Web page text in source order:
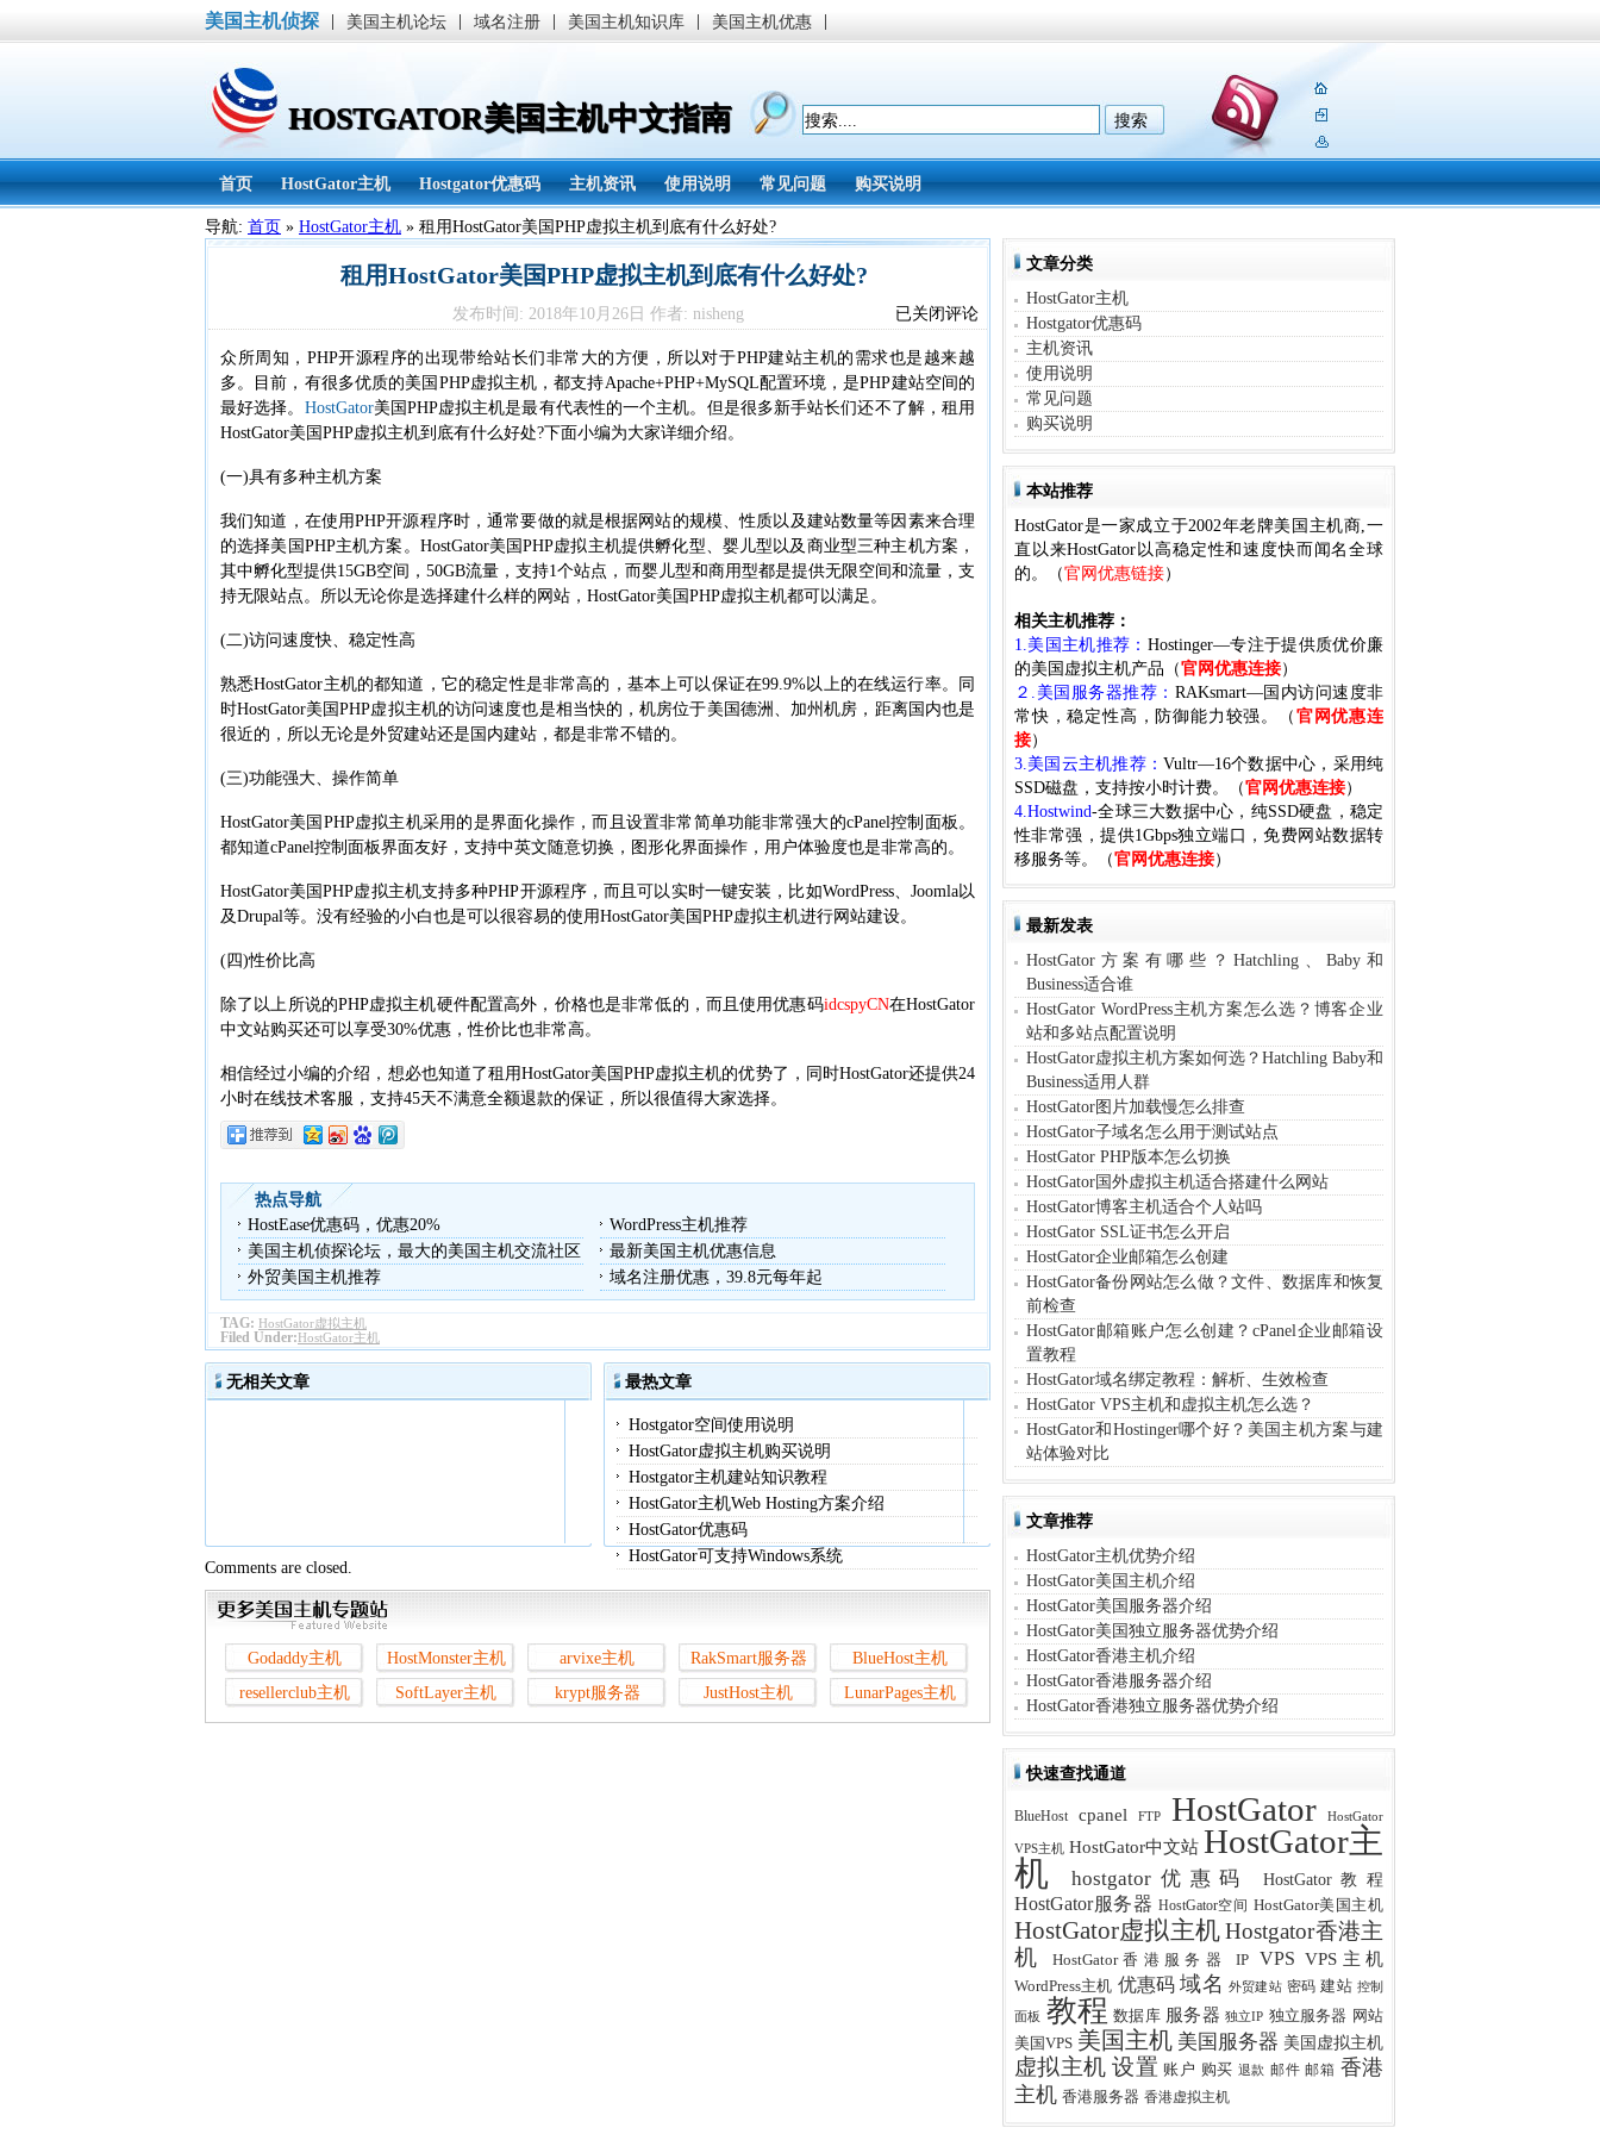
美国主机侦探 美国主机论坛 域名注册 美国主机知识库 美国主机优惠
HOSTGATOR美国主机中文指南
首页 HostGator主机 Hostgator优惠码 主机资讯 使用说明 常见问题 购买说明
导航: 首页 » HostGator主机 » 租用HostGator美国PHP虚拟主机到底有什么好处?
租用HostGator美国PHP虚拟主机到底有什么好处?
发布时间: 2018年10月26日 作者: nisheng
租
用
HostGator
美
国
PHP
到
底
有
已关闭评论
众所周知，PHP开源程序的出现带给站长们非常大的方便，所以对于PHP建站主机的需求也是越来越
多。目前，有很多优质的美国PHP虚拟主机，都支持Apache+PHP+MySQL配置环境，是PHP建站空间的
最好选择。 HostGator美国PHP虚拟主机是最有代表性的一个主机。但是很多新手站长们还不了解，租用
HostGator美国PHP虚拟主机到底有什么好处?下面小编为大家详细介绍。
(一)具有多种主机方案
我们知道，在使用PHP开源程序时，通常要做的就是根据网站的规模、性质以及建站数量等因素来合理
的选择美国PHP主机方案。HostGator美国PHP虚拟主机提供孵化型、婴儿型以及商业型三种主机方案，
其中孵化型提供15GB空间，50GB流量，支持1个站点，而婴儿型和商用型都是提供无限空间和流量，支
持无限站点。所以无论你是选择建什么样的网站，HostGator美国PHP虚拟主机都可以满足。
(二)访问速度快、稳定性高
熟悉HostGator主机的都知道，它的稳定性是非常高的，基本上可以保证在99.9%以上的在线运行率。同
时HostGator美国PHP虚拟主机的访问速度也是相当快的，机房位于美国德洲、加州机房，距离国内也是
很近的，所以无论是外贸建站还是国内建站，都是非常不错的。
(三)功能强大、操作简单
HostGator美国PHP虚拟主机采用的是界面化操作，而且设置非常简单功能非常强大的cPanel控制面板。
都知道cPanel控制面板界面友好，支持中英文随意切换，图形化界面操作，用户体验度也是非常高的。
HostGator美国PHP虚拟主机支持多种PHP开源程序，而且可以实时一键安装，比如WordPress、Joomla以
及Drupal等。没有经验的小白也是可以很容易的使用HostGator美国PHP虚拟主机进行网站建设。
(四)性价比高
除了以上所说的PHP虚拟主机硬件配置高外，价格也是非常低的，而且使用优惠码idcspyCN在HostGator
中文站购买还可以享受30%优惠，性价比也非常高。
相信经过小编的介绍，想必也知道了租用HostGator美国PHP虚拟主机的优势了，同时HostGator还提供24
小时在线技术客服，支持45天不满意全额退款的保证，所以很值得大家选择。
热点导航
HostEase优惠码，优惠20%
WordPress主机推荐
美国主机侦探论坛，最大的美国主机交流社区
最新美国主机优惠信息
外贸美国主机推荐
域名注册优惠，39.8元每年起
TAG: HostGator虚拟主机
Filed Under:HostGator主机
无相关文章 最热文章
Hostgator空间使用说明
HostGator虚拟主机购买说明
Hostgator主机建站知识教程
HostGator主机Web Hosting方案介绍
HostGator优惠码
HostGator可支持Windows系统
Comments are closed.
Godaddy主机 HostMonster主机 arvixe主机 RakSmart服务器
BlueHost主机
resellerclub主机
SoftLayer主机 krypt服务器 JustHost主机 LunarPages主机
文章分类
HostGator主机
Hostgator优惠码
主机资讯
使用说明
常见问题
购买说明
本站推荐
HostGator是一家成立于2002年老牌美国主机商,一
直以来HostGator以高稳定性和速度快而闻名全球
的。（官网优惠链接）
相关主机推荐：
1.美国主机推荐： Hostinger—专注于提供质优价廉
的美国虚拟主机产品（官网优惠连接）
２.美国服务器推荐： RAKsmart—国内访问速度非
常快，稳定性高，防御能力较强。（ 官网优惠连
接）
3.美国云主机推荐： Vultr—16个数据中心，采用纯
SSD磁盘，支持按小时计费。（官网优惠连接）
4.Hostwind-全球三大数据中心，纯SSD硬盘，稳定
性非常强，提供1Gbps独立端口，免费网站数据转
移服务等。（官网优惠连接）
最新发表
HostGator方案有哪些？Hatchling、Baby和
Business适合谁
HostGator WordPress主机方案怎么选？博客企业
站和多站点配置说明
HostGator虚拟主机方案如何选？Hatchling Baby和
Business适用人群
HostGator图片加载慢怎么排查
HostGator子域名怎么用于测试站点
HostGator PHP版本怎么切换
HostGator国外虚拟主机适合搭建什么网站
HostGator博客主机适合个人站吗
HostGator SSL证书怎么开启
HostGator企业邮箱怎么创建
HostGator备份网站怎么做？文件、数据库和恢复
前检查
HostGator邮箱账户怎么创建？cPanel企业邮箱设
置教程
HostGator域名绑定教程：解析、生效检查
HostGator VPS主机和虚拟主机怎么选？
HostGator和Hostinger哪个好？美国主机方案与建
站体验对比
文章推荐
HostGator主机优势介绍
HostGator美国主机介绍
HostGator美国服务器介绍
HostGator美国独立服务器优势介绍
HostGator香港主机介绍
HostGator香港服务器介绍
HostGator香港独立服务器优势介绍
快速查找通道
BlueHost cpanel FTP HostGator HostGator
VPS主机 HostGator中文站 HostGator主
机
hostgator优惠码 HostGator教程
HostGator服务器 HostGator空间 HostGator美国主机
HostGator虚拟主机 Hostgator香港主
机
HostGator香港服务器 IP VPS VPS主机
WordPress主机 优惠码 域名 外贸建站 密码 建站 控制
面板 教程 数据库 服务器 独立IP 独立服务器 网站
美国VPS 美国主机 美国服务器 美国虚拟主机
虚拟主机 设置 账户 购买 退款 邮件 邮箱 香港
主机 香港服务器 香港虚拟主机